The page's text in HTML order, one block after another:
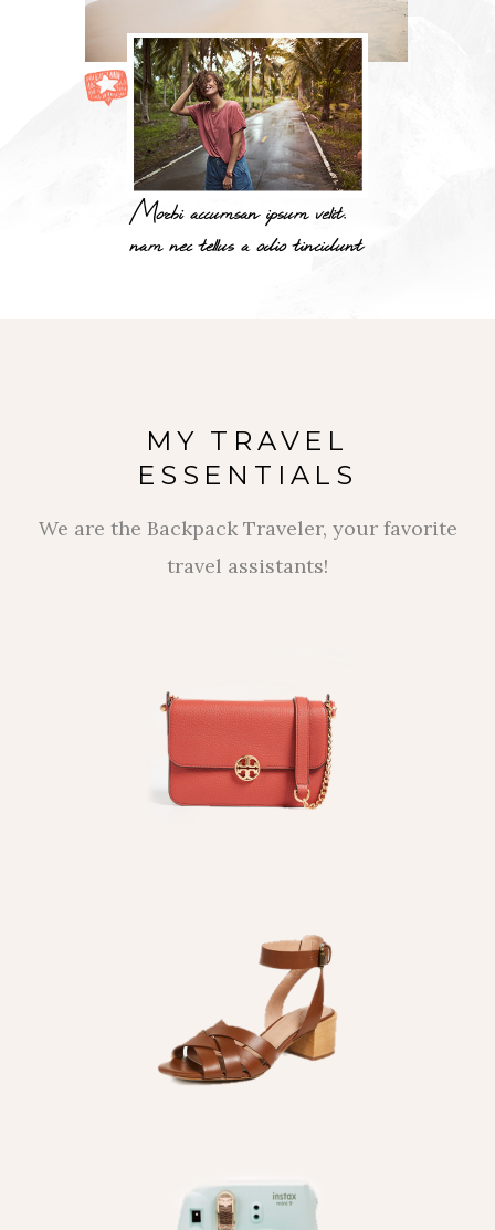
Morbi accumsan ipsum velit.
nam nec tellus a odio tincidunt
MY TRAVEL
ESSENTIALS
We are the Backpack Traveler, your favorite
travel assistants!